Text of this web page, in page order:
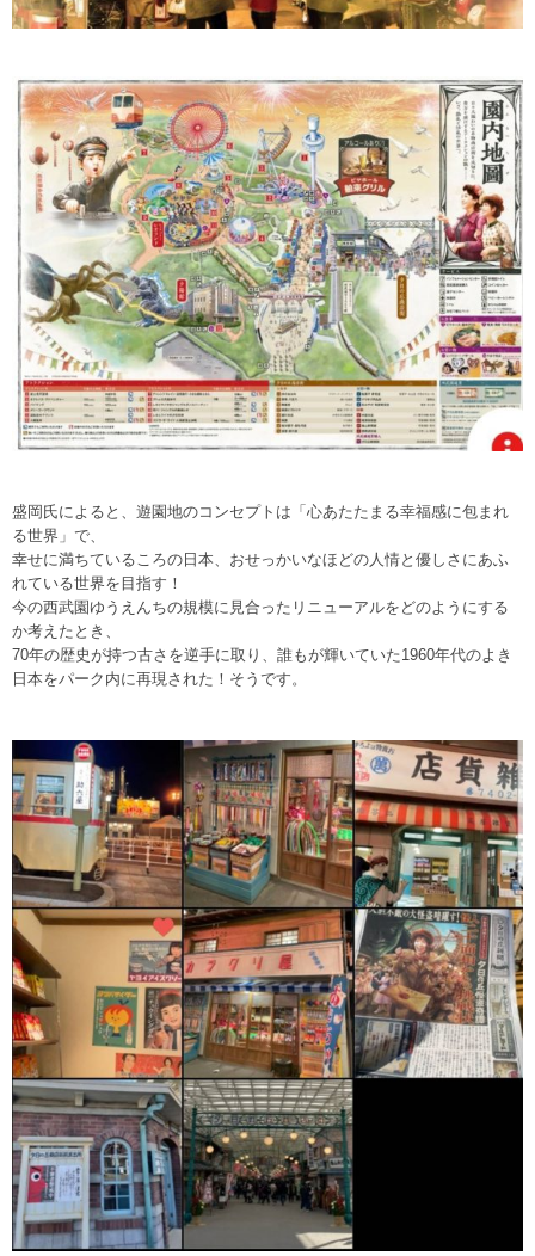
盛岡氏によると、遊園地のコンセプトは「心あたたまる幸福感に包まれ
る世界」で、
幸せに満ちているころの日本、おせっかいなほどの人情と優しさにあふ
れている世界を目指す！
今の西武園ゆうえんちの規模に見合ったリニューアルをどのようにする
か考えたとき、
70年の歴史が持つ古さを逆手に取り、誰もが輝いていた1960年代のよき
日本をパーク内に再現された！そうです‎。